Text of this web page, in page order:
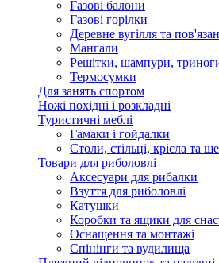
Газові балони
Газові горілки
Деревне вугілля та
Мангали
Решітки, шампури,
Термосумки
Для занять спортом
Ножі похідні і розкладні
Туристичні меблі
Гамаки і гойдалки
Столи, стільці, крісла та
Товари для риболовлі
Аксесуари для рибалки
Взуття для риболовлі
Катушки
Коробки та ящики для
Оснащення та монтажі
Спінінги та вудилища